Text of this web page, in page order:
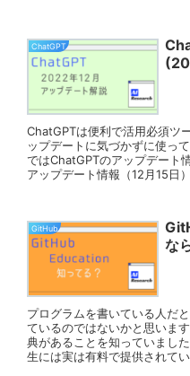
ChatGPT
ChatGPTは便利で活用必須ツ
ップデートに気づかずに使っ
ではChatGPTのアップデート
アップデート情報（12月15日
GitHub
な
プログラムを書いている人だ
ているのではないかと思いま
典があることを知っていまし
生には実は有料で提供されて